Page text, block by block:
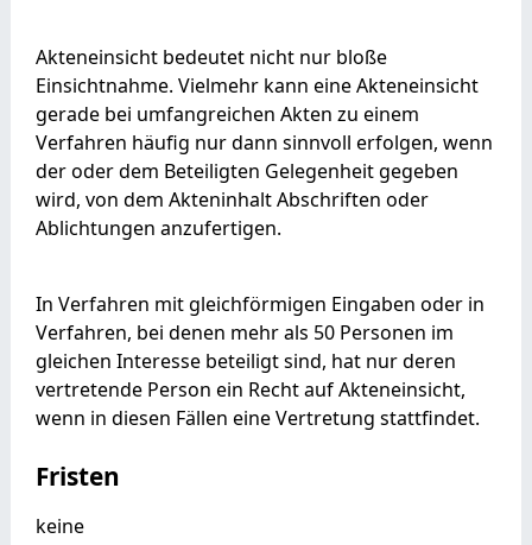
Akteneinsicht bedeutet nicht nur bloße
Einsichtnahme. Vielmehr kann eine Akteneinsicht
gerade bei umfangreichen Akten zu einem
Verfahren häufig nur dann sinnvoll erfolgen, wenn
der oder dem Beteiligten Gelegenheit gegeben
wird, von dem Akteninhalt Abschriften oder
Ablichtungen anzufertigen.
In Verfahren mit gleichförmigen Eingaben oder in
Verfahren, bei denen mehr als 50 Personen im
gleichen Interesse beteiligt sind, hat nur deren
vertretende Person ein Recht auf Akteneinsicht,
wenn in diesen Fällen eine Vertretung stattfindet.
Fristen
keine